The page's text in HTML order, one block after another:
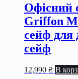
Офісний
Griffon
сейф для
сейф
12,990 ₴ В